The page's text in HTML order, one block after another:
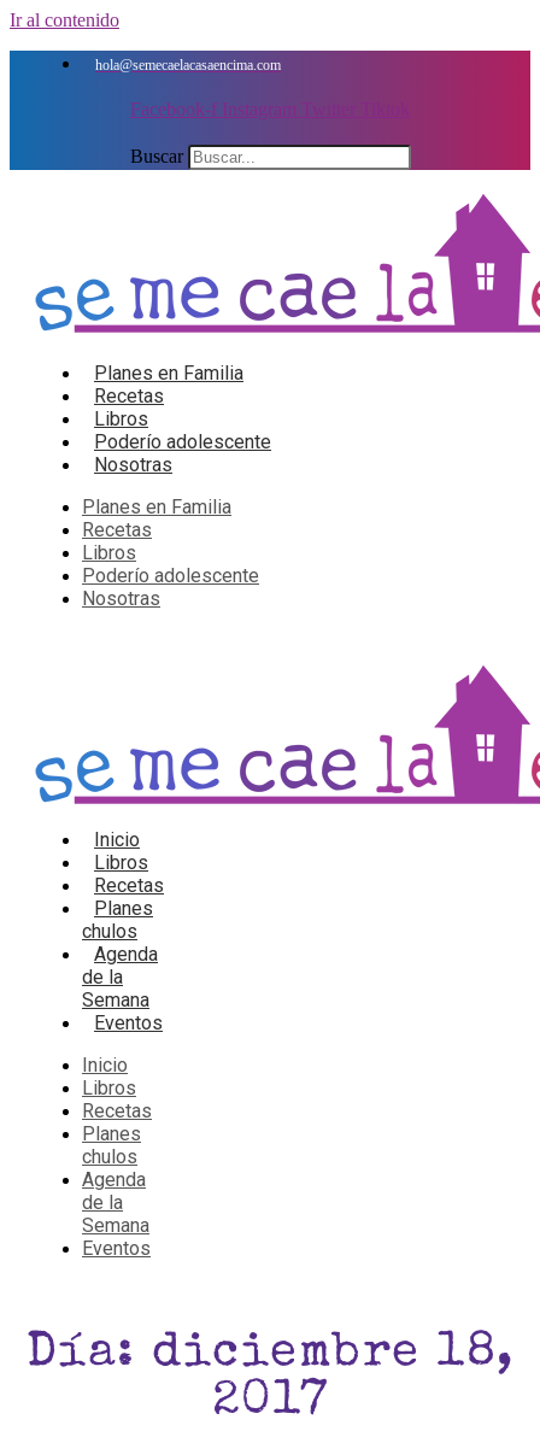
Ir al contenido
hola@semecaelacasaencima.com
Facebook-f Instagram Twitter
Buscar
Planes en Familia
Recetas
Libros
Poderío adolescente
Nosotras
Planes en Familia
Recetas
Libros
Poderío adolescente
Nosotras
Inicio
Libros
Recetas
Planes
chulos
Agenda
de la
Semana
Eventos
Inicio
Libros
Recetas
Planes
chulos
Agenda
de la
Semana
Eventos
Día: diciembre 18,
2017